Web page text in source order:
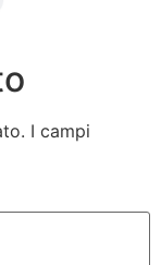
I campi